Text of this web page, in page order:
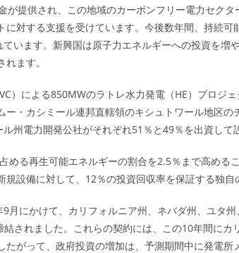
が提供され、この地域のカーボンフリー電力セク
に対する支援を受けています。今後数年間、持続
います。新興国は原子力エネルギーへの投資を増
ます。
）による850MWのラトレ水力発電（HE）プロジ
ー・カシミール連邦直轄領のキシュトワール地区
ル州電力開発公社がそれぞれ51％と49％を出資して
める再生可能エネルギーの割合を2.5％まで高める
設備に対して、12％の投資回収率を保証する独自
月にかけて、カリフォルニア州、ネバダ州、ユタ
されました。これらの契約には、この10年間に
たがって、政府投資の増加は、予測期間中に発電